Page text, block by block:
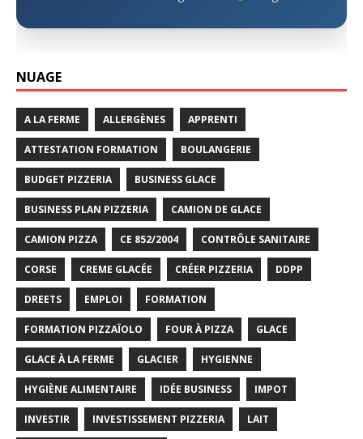
NUAGE
A LA FERME ALLERGÈNES APPRENTI
ATTESTATION FORMATION BOULANGERIE
BUDGET PIZZERIA BUSINESS GLACE
BUSINESS PLAN PIZZERIA CAMION DE GLACE
CAMION PIZZA CE 852/2004 CONTRÔLE SANITAIRE
CORSE CREME GLACÉE CRÉER PIZZERIA DDPP
DREETS EMPLOI FORMATION
FORMATION PIZZAÏOLO FOUR À PIZZA GLACE
GLACE À LA FERME GLACIER HYGIENNE
HYGIÈNE ALIMENTAIRE IDÉE BUSINESS IMPOT
INVESTIR INVESTISSEMENT PIZZERIA LAIT